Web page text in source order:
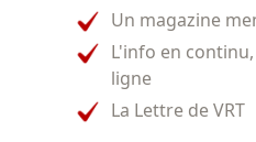
Un magazine
L'info en
ligne
La Lettre de VRT